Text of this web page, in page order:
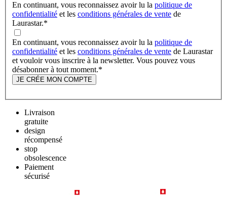
En continuant, vous reconnaissez avoir lu la politique de
confidentialité et les conditions générales de vente de
Laurastar.*
En continuant, vous reconnaissez avoir lu la politique de
confidentialité et les conditions générales de vente de Laurastar
et vouloir vous inscrire à la newsletter. Vous pouvez vous
désabonner à tout moment.*
JE CRÉE MON COMPTE
Livraison
gratuite
design
récompensé
stop
obsolescence
Paiement
sécurisé